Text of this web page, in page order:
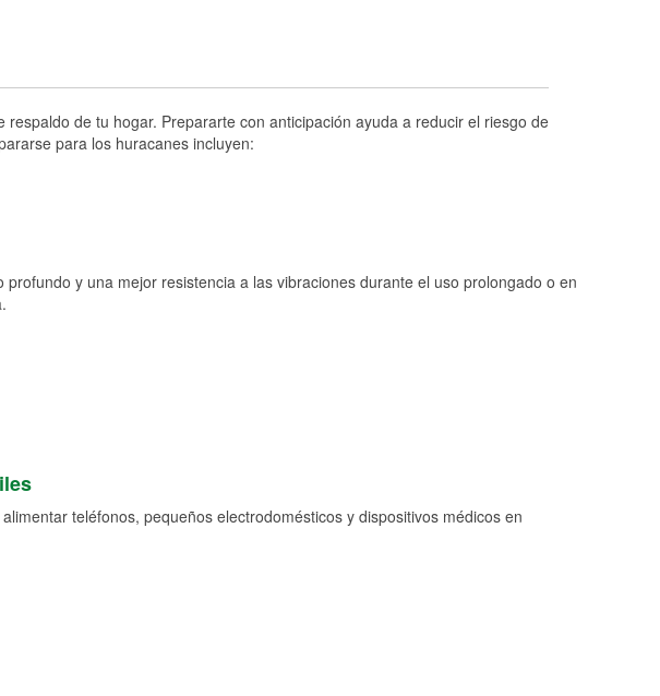
de tu hogar. Prepararte con anticipación ayuda a reducir el riesgo de
para los huracanes incluyen:
y una mejor resistencia a las vibraciones durante el uso prolongado o en
teléfonos, pequeños electrodomésticos y dispositivos médicos en